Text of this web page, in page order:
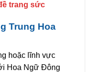
trang sức
Trung Hoa
hoặc lĩnh vực
Hoa Ngữ Đông